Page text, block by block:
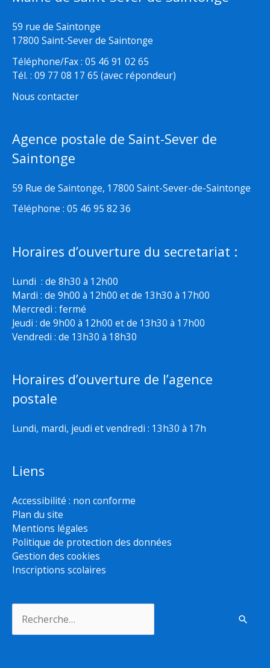
59 rue de Saintonge
17800 Saint-Sever de Saintonge
Téléphone/Fax : 05 46 91 02 65
Tél. : 09 77 08 17 65 (avec répondeur)
Nous contacter
Agence postale de Saint-Sever de
Saintonge
59 Rue de Saintonge, 17800 Saint-Sever-de-Saintonge
Téléphone : 05 46 95 82 36
Horaires d’ouverture du secretariat :
Lundi : de 8h30 à 12h00
Mardi : de 9h00 à 12h00 et de 13h30 à 17h00
Mercredi : fermé
Jeudi : de 9h00 à 12h00 et de 13h30 à 17h00
Vendredi : de 13h30 à 18h30
Horaires d’ouverture de l’agence
postale
Lundi, mardi, jeudi et vendredi : 13h30 à 17h
Liens
Accessibilité : non conforme
Plan du site
Mentions légales
Politique de protection des données
Gestion des cookies
Inscriptions scolaires